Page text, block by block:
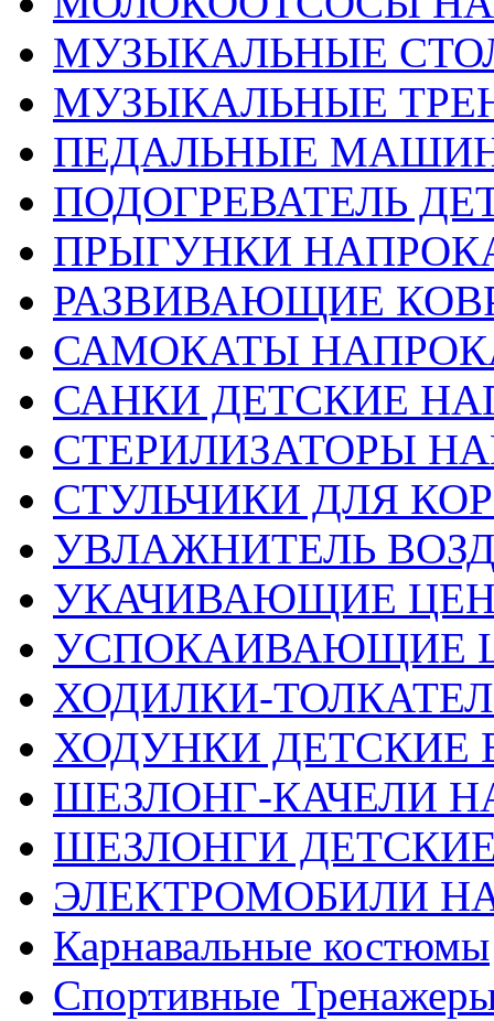
МУЗЫКАЛЬНЫЕ
МУЗЫКАЛЬНЫЕ
ПЕДАЛЬНЫЕ
ПОДОГРЕВАТЕЛЬ
ПРЫГУНКИ
РАЗВИВАЮЩИЕ
САМОКАТЫ
САНКИ ДЕТСКИЕ
СТЕРИЛИЗАТОРЫ
СТУЛЬЧИКИ ДЛЯ
УВЛАЖНИТЕЛЬ
УКАЧИВАЮЩИЕ
УСПОКАИВАЮЩИЕ
ХОДИЛКИ-
ХОДУНКИ ДЕТСКИЕ
ШЕЗЛОНГ-КАЧЕЛИ
ШЕЗЛОНГИ
ЭЛЕКТРОМОБИЛИ
Карнавальные костюмы
Спортивные